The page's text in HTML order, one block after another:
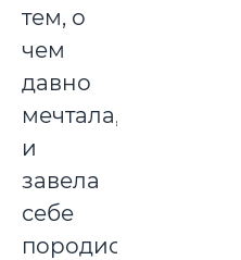
тем, о
чем
давно
мечтала,
и
завела
себе
породистого